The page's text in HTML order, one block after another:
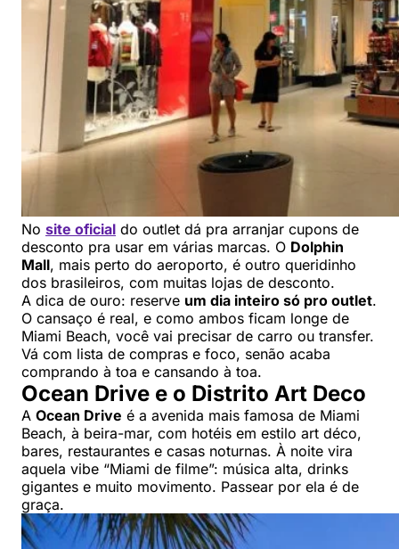
No site oficial do outlet dá pra arranjar cupons de
desconto pra usar em várias marcas. O Dolphin
Mall, mais perto do aeroporto, é outro queridinho
dos brasileiros, com muitas lojas de desconto.
A dica de ouro: reserve um dia inteiro só pro outlet.
O cansaço é real, e como ambos ficam longe de
Miami Beach, você vai precisar de carro ou transfer.
Vá com lista de compras e foco, senão acaba
comprando à toa e cansando à toa.
Ocean Drive e o Distrito Art Deco
A Ocean Drive é a avenida mais famosa de Miami
Beach, à beira-mar, com hotéis em estilo art déco,
bares, restaurantes e casas noturnas. À noite vira
aquela vibe “Miami de filme”: música alta, drinks
gigantes e muito movimento. Passear por ela é de
graça.